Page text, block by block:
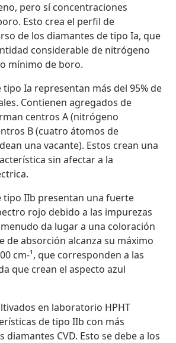
pero sí concentraciones
Esto crea el perfil de
de los diamantes de tipo Ia, que
considerable de nitrógeno
mínimo de boro.
tipo Ia representan más del 95% de
Contienen agregados de
centros A (nitrógeno
B (cuatro átomos de
una vacante). Estos crean una
sin afectar a la
tipo IIb presentan una fuerte
rojo debido a las impurezas
da lugar a una coloración
de absorción alcanza su máximo
cm-¹, que corresponden a las
que crean el aspecto azul
en laboratorio HPHT
de tipo IIb con más
diamantes CVD. Esto se debe a los